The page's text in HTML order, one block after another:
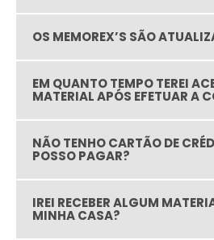
OS MEMOREX’S SÃO
EM QUANTO TEMPO TEREI
MATERIAL APÓS EFETUAR A
NÃO TENHO CARTÃO DE
POSSO PAGAR?
IREI RECEBER ALGUM
MINHA CASA?